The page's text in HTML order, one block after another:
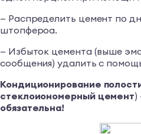
— Распределить цемент по
штопфероа.
— Избыток цемента (выше
сообщения) удалить с
Кондиционирование
стеклоиономерный цемент)
обязательна!